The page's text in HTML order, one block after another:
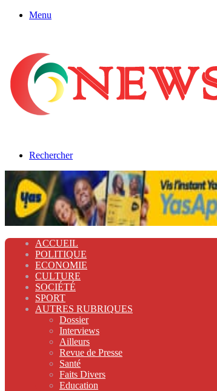
Menu
Rechercher
ACCUEIL
POLITIQUE
ECONOMIE
CULTURE
SOCIÉTÉ
SPORT
AUTRES RUBRIQUES
Dossier
Interviews
Ailleurs
Revue de Presse
Santé
Faits Divers
Education